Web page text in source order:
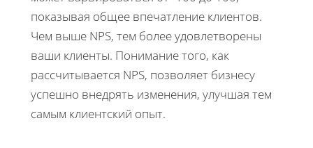
показывая общее впечатление клиентов.
Чем выше NPS, тем более удовлетворены
ваши клиенты. Понимание того, как
рассчитывается NPS, позволяет бизнесу
успешно внедрять изменения, улучшая тем
самым клиентский опыт.